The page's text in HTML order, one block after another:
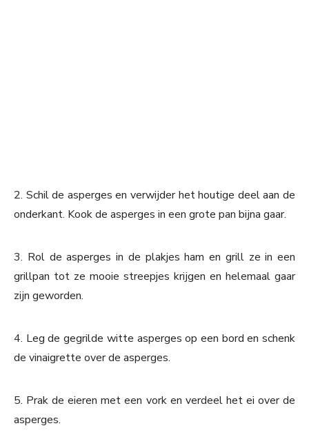
2. Schil de asperges en verwijder het houtige deel aan de
onderkant. Kook de asperges in een grote pan bijna gaar.
3. Rol de asperges in de plakjes ham en grill ze in een
grillpan tot ze mooie streepjes krijgen en helemaal gaar
zijn geworden.
4. Leg de gegrilde witte asperges op een bord en schenk
de vinaigrette over de asperges.
5. Prak de eieren met een vork en verdeel het ei over de
asperges.